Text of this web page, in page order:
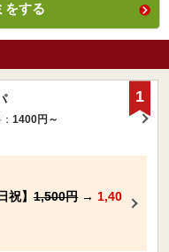
をする
1400円～
】 1,500円 → 1,40
1